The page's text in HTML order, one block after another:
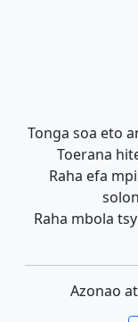
Tonga soa eto
Toerana
Raha efa
Raha mbola
Azonao